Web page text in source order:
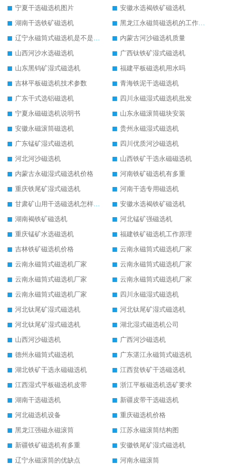
宁夏干选磁选机图片
安徽水选褐铁矿磁选机
湖南干选铁矿磁选机
黑龙江永磁筒磁选机的工作原理
辽宁永磁筒式磁选机是不是强磁
内蒙古河沙磁选机质量
山西河沙水选磁选机
广西钛铁矿湿式磁选机
山东黑钨矿湿式磁选机
福建平板磁选机用水吗
吉林平板磁选机技术参数
青海铁泥干选磁选机
广东干式选铝磁选机
四川永磁湿式磁选机批发
宁夏永磁磁选机说明书
山东永磁滚筒磁块安装
安徽永磁滚筒磁选机
贵州永磁湿式磁选机
广东锰矿湿式磁选机
四川优质河沙磁选机
河北河沙磁选机
山西铁矿干选永磁磁选机
内蒙古永磁湿式磁选机价格
河南铁矿磁选机有多重
重庆铁尾矿湿式磁选机
河南干选专用磁选机
甘肃矿山用干选磁选机怎样调磁
安徽水选褐铁矿磁选机
湖南褐铁矿磁选机
河北锰矿强磁选机
重庆锰矿水选磁选机
福建铁矿磁选机工作原理
吉林铁矿磁选机价格
云南永磁筒式磁选机厂家
云南永磁筒式磁选机厂家
云南永磁筒式磁选机厂家
云南永磁筒式磁选机厂家
云南永磁筒式磁选机厂家
云南永磁筒式磁选机厂家
四川永磁湿式磁选机
河北钛尾矿湿式磁选机
河北钛尾矿湿式磁选机
河北钛尾矿湿式磁选机
湖北湿式磁选机公司
山西河沙磁选机
广西河沙磁选机
德州永磁筒式磁选机
广东湛江永磁筒式磁选机
湖北铁矿干选永磁磁选机
江西贫铁矿干选磁选机
江西湿式平板磁选机皮带
浙江平板磁选机选矿要求
湖南干选磁选机
新疆皮带干选磁选机
河北磁选机设备
重庆磁选机价格
黑龙江强磁永磁滚筒
江苏永磁滚筒结构图
新疆铁矿磁选机有多重
安徽铁尾矿湿式磁选机
辽宁永磁滚筒的优缺点
河南永磁滚筒